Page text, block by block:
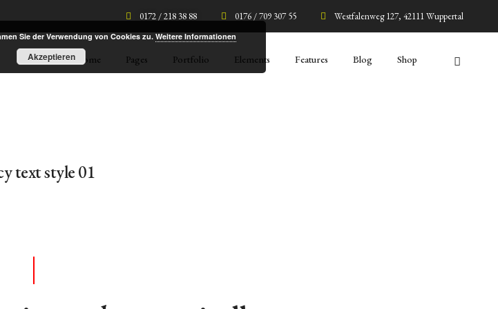
0172 / 218 38 88 0176 / 709 307 55 Westfalenweg 127, 42111 Wuppertal
Home Pages Portfolio Elements Features Blog Shop
Fancy text
text style 01
Sie der Verwendung von Cookies zu.Weitere Informationen
Akzeptieren